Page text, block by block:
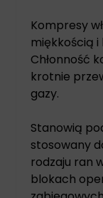
Kompresy
miękkością i
Chłonność
krotnie
gazy.
Stanowią
stosowany
rodzaju ran
blokach